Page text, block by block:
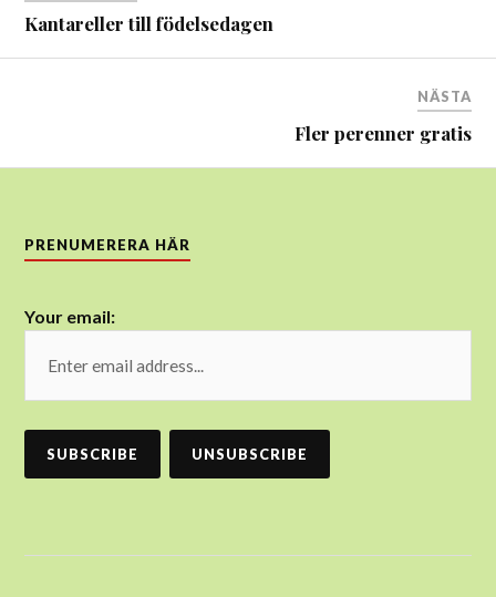
Kantareller till födelsedagen
NÄSTA
Fler perenner gratis
PRENUMERERA HÄR
Your email: